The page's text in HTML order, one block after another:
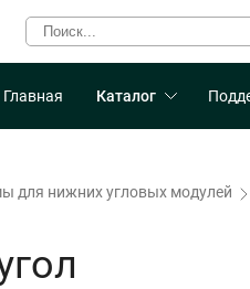
Главная Каталог
для нижних угловых модулей